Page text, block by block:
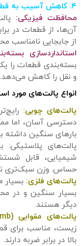
۴. کاهش آسیب به قطعات:
محافظت فیزیکی:
آن‌ها، از قطعات در
از جابجایی نامناسب
استانداردسازی
بسته‌بندی قطعات را
و نقل را کاهش می‌دهد.
انواع پالت‌های مورد
پالت‌های چوبی:
دسترسی آسان، اما
بارهای سنگین داشته
پالت‌های پلاستیکی:
شیمیایی، قابل
حساس. وزن سبک‌تری
پالت‌های فلزی: بسیار
بسیار سنگین و در
دیگر هستند.
پالت‌های مقوایی (Honeycomb):
زیست، مناسب برای
بالا در برابر ضربه دارند.